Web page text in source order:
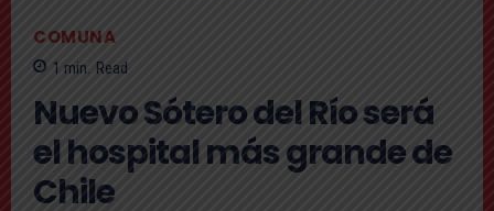
COMUNA
1 min. Read
Nuevo Sótero del Río será
el hospital más grande de
Chile